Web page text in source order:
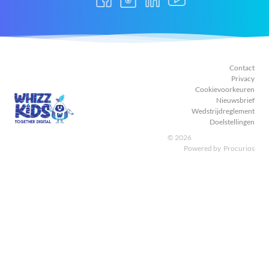
ons
ons
ons
ons
Contact
Privacy
Cookievoorkeuren
Nieuwsbrief
Wedstrijdreglement
Doelstellingen
© 2026
Powered by Procurios